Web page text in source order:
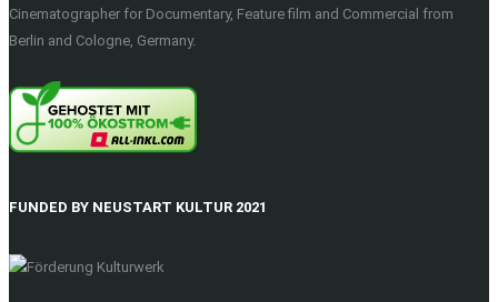
Cinematographer for Documentary, Feature film and Commercial from
Berlin and Cologne, Germany.
FUNDED BY NEUSTART KULTUR 2021